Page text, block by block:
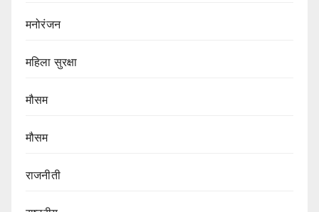
मनोरंजन
महिला सुरक्षा
मौसम
मौसम
राजनीती